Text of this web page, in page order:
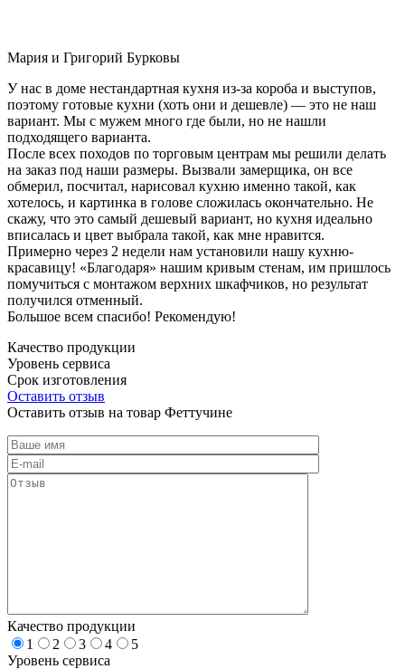
Мария и Григорий Бурковы
У нас в доме нестандартная кухня из-за короба и выступов,
поэтому готовые кухни (хоть они и дешевле) — это не наш
вариант. Мы с мужем много где были, но не нашли
подходящего варианта.
После всех походов по торговым центрам мы решили делать
на заказ под наши размеры. Вызвали замерщика, он все
обмерил, посчитал, нарисовал кухню именно такой, как
хотелось, и картинка в голове сложилась окончательно. Не
скажу, что это самый дешевый вариант, но кухня идеально
вписалась и цвет выбрала такой, как мне нравится.
Примерно через 2 недели нам установили нашу кухню-
красавицу! «Благодаря» нашим кривым стенам, им пришлось
помучиться с монтажом верхних шкафчиков, но результат
получился отменный.
Большое всем спасибо! Рекомендую!
Качество продукции
Уровень сервиса
Срок изготовления
Оставить отзыв
Оставить отзыв на товар Феттучине
Качество продукции
1
2 3 4
5
Уровень сервиса